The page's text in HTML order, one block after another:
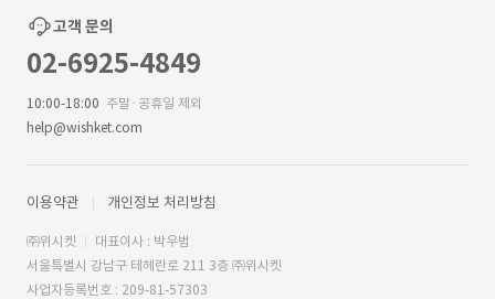
고객 문의
02-6925-4849
10:00-18:00 주말·공휴일 제외
help@wishket.com
이용약관 개인정보 처리방침
㈜위시켓
대표이사 : 박우범
서울특별시 강남구 테헤란로 211 3층 ㈜위시켓
사업자등록번호 : 209-81-57303